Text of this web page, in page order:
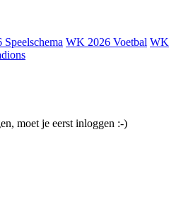
WK 2026 Voetbal WK
moet je eerst inloggen :-)